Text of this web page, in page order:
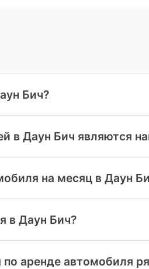
Бич?
в Даун Бич являются
на месяц в Даун
в Даун Бич?
аренде автомобиля